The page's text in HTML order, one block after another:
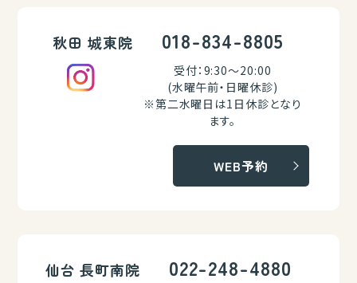
秋田 城東院 018-834-8805
受付：9:30～20:00
(水曜午前・日曜休診)
※第二水曜日は1日休診となり
ます。
WEB予約
仙台 長町南院 022-248-4880